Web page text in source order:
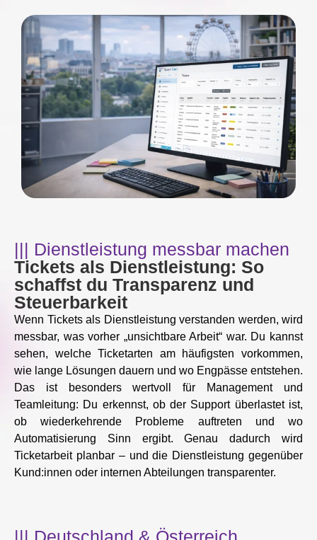
||| Dienstleistung messbar machen
Tickets als Dienstleistung: So
schaffst du Transparenz und
Steuerbarkeit
Wenn Tickets als Dienstleistung verstanden werden, wird
messbar, was vorher „unsichtbare Arbeit“ war. Du kannst
sehen, welche Ticketarten am häufigsten vorkommen,
wie lange Lösungen dauern und wo Engpässe entstehen.
Das ist besonders wertvoll für Management und
Teamleitung: Du erkennst, ob der Support überlastet ist,
ob wiederkehrende Probleme auftreten und wo
Automatisierung Sinn ergibt. Genau dadurch wird
Ticketarbeit planbar – und die Dienstleistung gegenüber
Kund:innen oder internen Abteilungen transparenter.